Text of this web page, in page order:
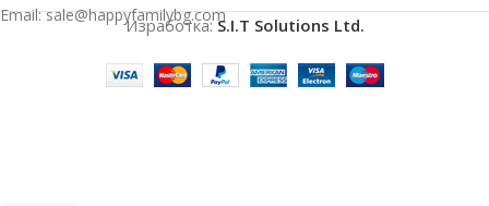
Email:sale@happyfamilybg.com
Изработка:S.I.T Solutions Ltd.